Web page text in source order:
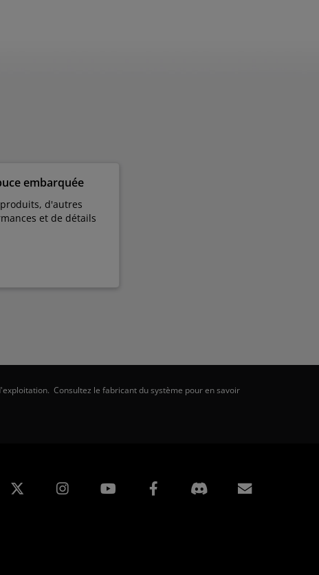
embarquée
d'autres
et de détails
Consultez le fabricant du système pour en savoir
Instagram Facebook